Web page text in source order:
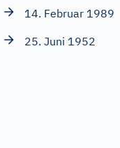
14. Februar 1989
25. Juni 1952